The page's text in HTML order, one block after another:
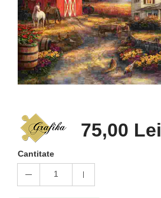
75,00 Lei
Cantitate
1